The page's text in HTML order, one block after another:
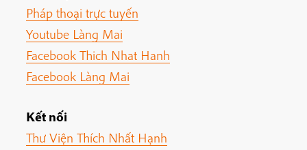
Pháp thoại trực tuyến
Youtube Làng Mai
Facebook Thich Nhat Hanh
Facebook Làng Mai
Kết nối
Thư Viện Thích Nhất Hạnh